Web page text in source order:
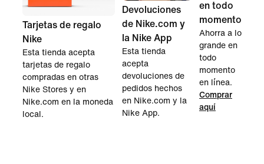
Tarjetas de regalo
Nike
Esta tienda acepta
tarjetas de regalo
compradas en otras
Nike Stores y en
Nike.com en la moneda
local.
Devoluciones
de Nike.com y
la Nike App
Esta tienda
acepta
devoluciones de
pedidos hechos
en Nike.com y la
Nike App.
en todo
momento
Ahorra a lo
grande en
todo
momento
en línea.
Comprar
aquí